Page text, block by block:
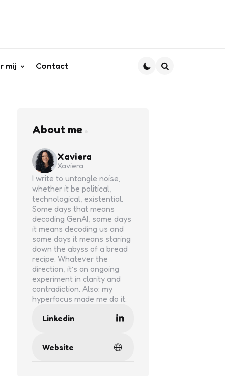
mij Contact
About me
Xaviera
Xaviera
I write to untangle noise,
whether it be political,
technological, existential.
Some days that means
decoding GenAI, some days
it means decoding us and
some days it means staring
down the abyss of a bread
recipe. Whatever the
direction, it’s an ongoing
experiment in clarity and
contradiction. Also: my
hyperfocus made me do it.
Linkedin
Website